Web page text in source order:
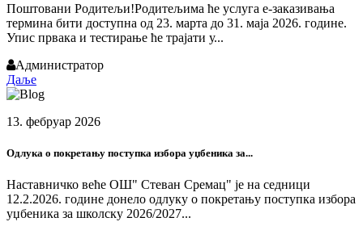
Поштовани Родитељи!Родитељима ће услуга е-заказивања
термина бити доступна од 23. марта до 31. маја 2026. године.
Упис првака и тестирање ће трајати у...
Администратор
Даље
13. фебруар 2026
Одлука о покретању поступка избора уџбеника за...
Наставничко веће ОШ" Стеван Сремац" је на седници
12.2.2026. године донело одлуку о покретању поступка избора
уџбеника за школску 2026/2027...